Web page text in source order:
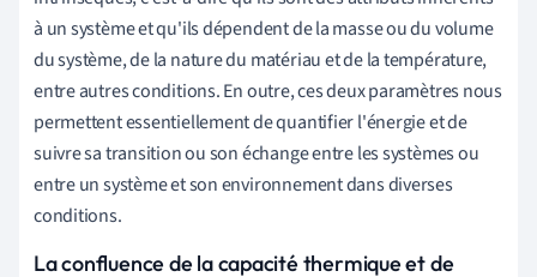
à un système et qu'ils dépendent de la masse ou du volume
du système, de la nature du matériau et de la température,
entre autres conditions. En outre, ces deux paramètres nous
permettent essentiellement de quantifier l'énergie et de
suivre sa transition ou son échange entre les systèmes ou
entre un système et son environnement dans diverses
conditions.
La confluence de la capacité thermique et de